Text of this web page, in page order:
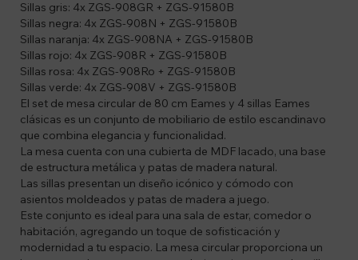
Sillas gris: 4x ZGS-908GR + ZGS-91580B
Sillas negra: 4x ZGS-908N + ZGS-91580B
Sillas naranja: 4x ZGS-908NA + ZGS-91580B
Sillas rojo: 4x ZGS-908R + ZGS-91580B
Sillas rosa: 4x ZGS-908Ro + ZGS-91580B
Sillas verde: 4x ZGS-908V + ZGS-91580B
El set de mesa circular de 80 cm Eames y 4 sillas Eames
clásicas es un conjunto de mobiliario de estilo escandinavo
que combina elegancia y funcionalidad.
La mesa cuenta con una cubierta de MDF lacado, una base
de estructura metálica y patas de madera natural.
Las sillas presentan un diseño icónico y cómodo con
asientos moldeados y patas de madera a juego.
Este conjunto es ideal para una sala de estar, comedor o
habitación, agregando un toque de sofisticación y
modernidad a tu espacio. La mesa circular proporciona un